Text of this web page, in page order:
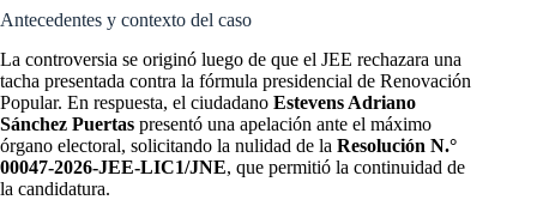
Antecedentes y contexto del caso
La controversia se originó luego de que el JEE rechazara una
tacha presentada contra la fórmula presidencial de Renovación
Popular. En respuesta, el ciudadano Estevens Adriano
Sánchez Puertas presentó una apelación ante el máximo
órgano electoral, solicitando la nulidad de la Resolución N.°
00047-2026-JEE-LIC1/JNE, que permitió la continuidad de
la candidatura.